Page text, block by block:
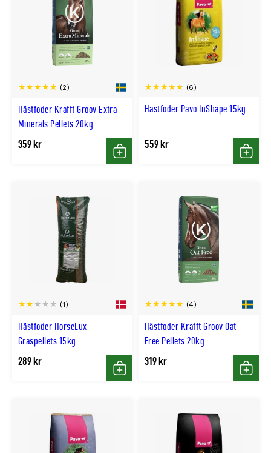
Hästfoder Krafft Groov Extra
Minerals Pellets 20kg
(2)
359 kr
Köp
Hästfoder Pavo InShape 15kg
(6)
559 kr
Köp
Hästfoder HorseLux
Gräspellets 15kg
(1)
289 kr
Köp
Hästfoder Krafft Groov Oat
Free Pellets 20kg
(4)
319 kr
Köp